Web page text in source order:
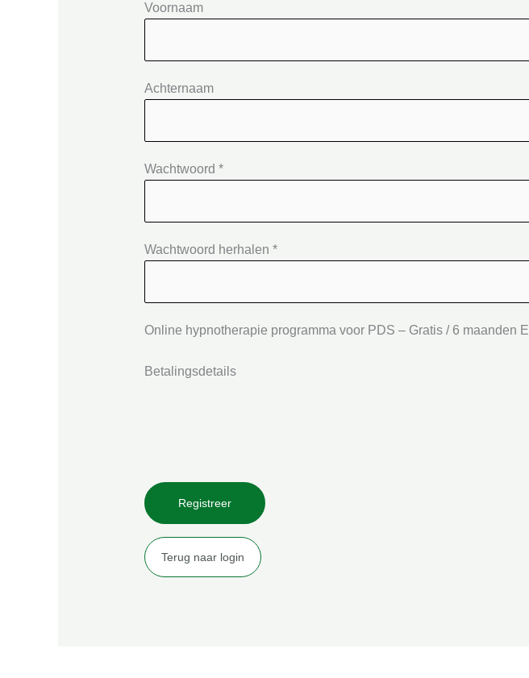
Voornaam
Achternaam
Wachtwoord *
Wachtwoord herhalen *
Online hypnotherapie programma voor PDS – Gratis/ 6 maanden
Betalingsdetails
Terug naar login